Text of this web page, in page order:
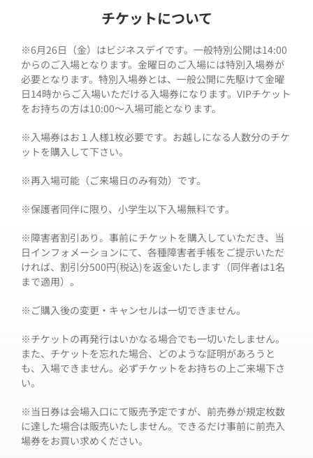
チケットについて
※6月26日（金）はビジネスデイです。一般特別公開は14:00
からのご入場となります。金曜日のご入場には特別入場券が
必要となります。特別入場券とは、一般公開に先駆けて金曜
日14時からご入場いただける入場券になります。VIPチケット
をお持ちの方は10:00〜入場可能となります。
※入場券はお１人様1枚必要です。お越しになる人数分のチケ
ットを購入して下さい。
※再入場可能（ご来場日のみ有効）です。
※保護者同伴に限り、小学生以下入場無料です。
※障害者割引あり。事前にチケットを購入していただき、当
日インフォメーションにて、各種障害者手帳をご提示いただ
ければ、割引分500円(税込)を返金いたします（同伴者は1名
まで適用）。
※ご購入後の変更・キャンセルは一切できません。
※チケットの再発行はいかなる場合でも一切いたしません。
また、チケットを忘れた場合、どのような証明があろうと
も、入場できません。必ずチケットをお持ちの上ご来場下さ
い。
※当日券は会場入口にて販売予定ですが、前売券が規定枚数
に達した場合は販売いたしません。できるだけ事前に前売入
場券をお買い求めください。